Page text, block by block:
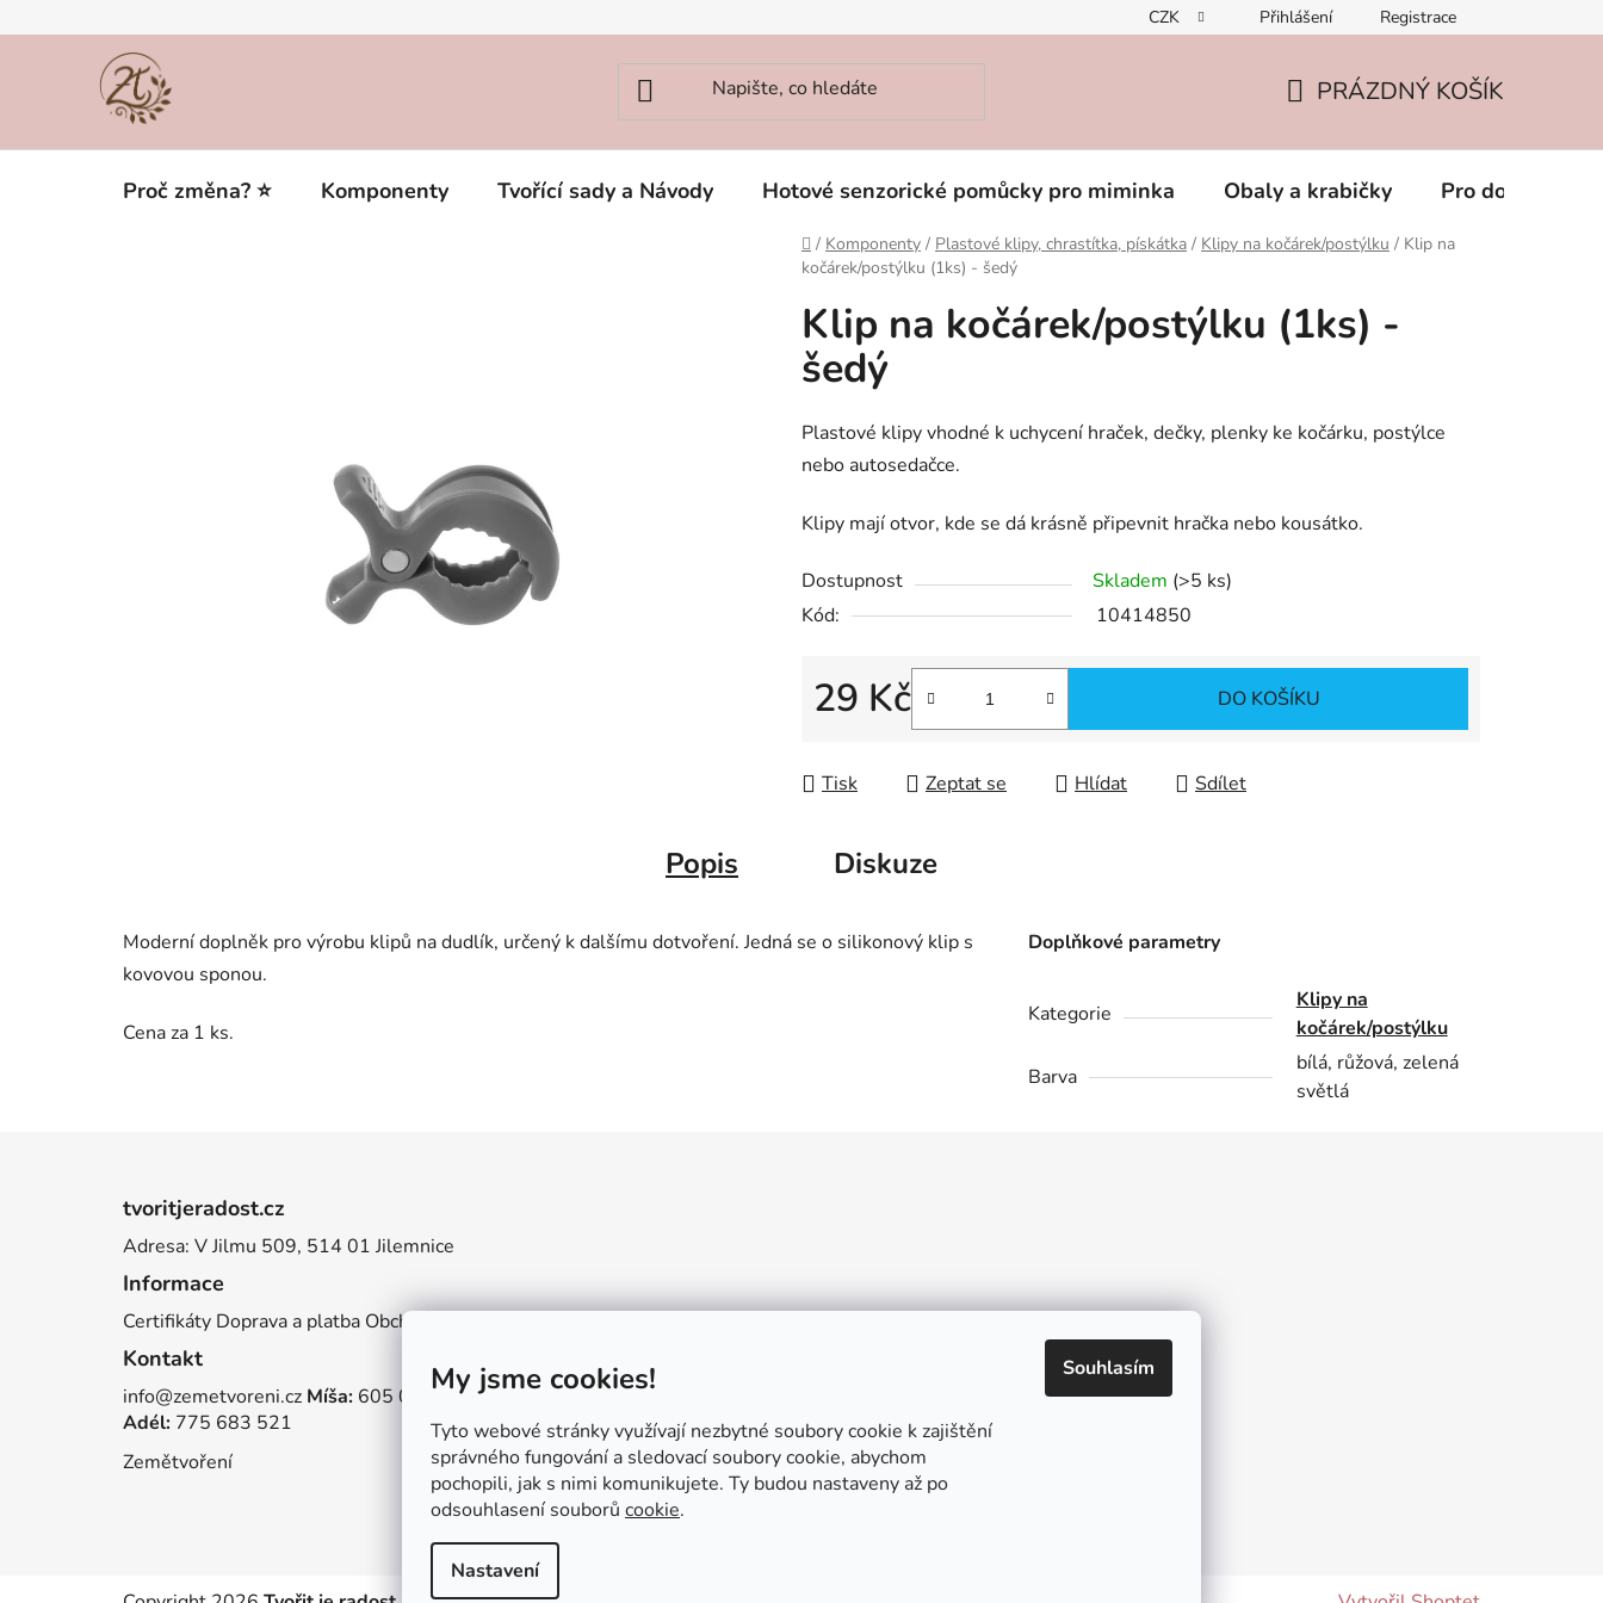
My jsme cookies!
Tyto webové stránky využívají nezbytné soubory cookie k zajištění
správného fungování a sledovací soubory cookie, abychom
pochopili, jak s nimi komunikujete. Ty budou nastaveny až po
odsouhlasení souborů cookie.
Nastavení
Souhlasím
na
CZK Přihlášení Registrace
KOŠÍK
PRÁZDNÝ KOŠÍK
Proč změna? ⭐ Komponenty Tvořící sady a Návody Hotové senzorické pomůcky pro miminka Obaly a krabičky Pro dospěláky
Domů
/ Komponenty / Plastové klipy, chrastítka, pískátka / Klipy na kočárek/postýlku / Klip na
kočárek/postýlku (1ks) - šedý
Klip na kočárek/postýlku (1ks) -
šedý
Plastové klipy vhodné k uchycení hraček, dečky, plenky ke kočárku, postýlce
nebo autosedačce.
Klipy mají otvor, kde se dá krásně připevnit hračka nebo kousátko.
Dostupnost Skladem (>5 ks)
Kód:
10414850
29 Kč
Měrná cena:
DO KOŠÍKU
Tisk Zeptat se Hlídat Sdílet
Popis Diskuze
Moderní doplněk pro výrobu klipů na dudlík, určený k dalšímu dotvoření. Jedná se o silikonový klip s
kovovou sponou.
Cena za 1 ks.
Doplňkové parametry
Kategorie
Klipy na
kočárek/postýlku
Barva
bílá, růžová, zelená
světlá
tvoritjeradost.cz
Adresa: V Jilmu 509, 514 01 Jilemnice
Informace
Certifikáty Doprava a platba Obchodní podmínky
Kontakt
info@zemetvoreni.cz Míša: 605 077 705
Adél: 775 683 521
Zemětvoření